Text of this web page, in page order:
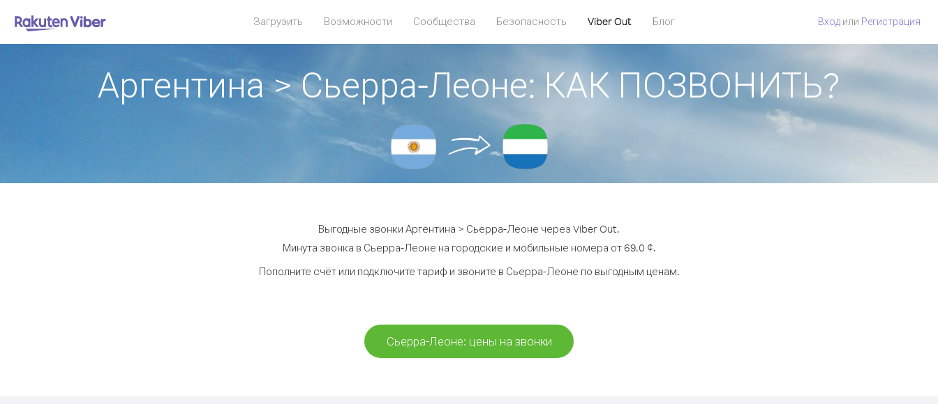
Загрузить Возможности Сообщества Безопасность Viber Out Блог Вход или Регистрация
Аргентина > Сьерра-Леоне: КАК ПОЗВОНИТЬ?
Выгодные звонки Аргентина > Сьерра-Леоне через Viber Out.
Минута звонка в Сьерра-Леоне на городские и мобильные номера от 69.0 ¢.
Пополните счёт или подключите тариф и звоните в Сьерра-Леоне по выгодным ценам.
Сьерра-Леоне: цены на звонки